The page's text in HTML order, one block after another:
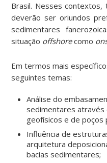
Brasil. Nesses contextos,
deverão ser oriundos
sedimentares
situação offshorecomo
Em termos mais
seguintes temas:
Análise do
sedimentares através
geofísicos e de poços
Influência de
arquitetura
bacias sedimentares;